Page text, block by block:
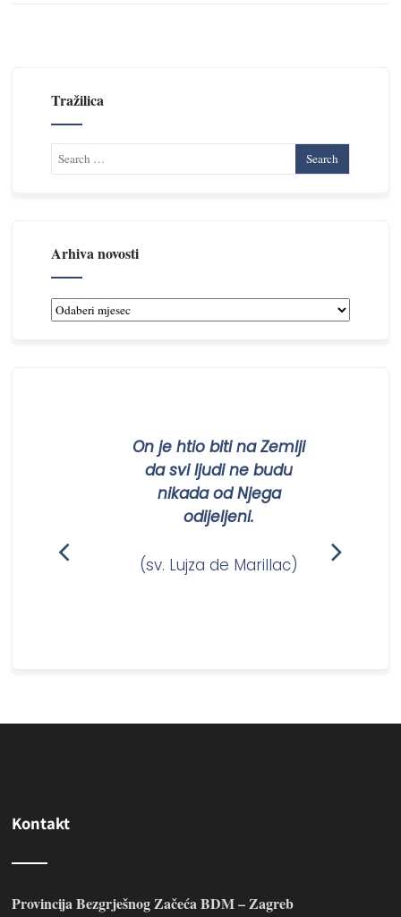
Tražilica
Arhiva novosti
Arhiva
On je htio biti na Zemlji
da svi ljudi ne budu
nikada od Njega
odijeljeni.
(sv. Lujza de Marillac)
Kontakt
Provincija Bezgrješnog Začeća BDM – Zagreb